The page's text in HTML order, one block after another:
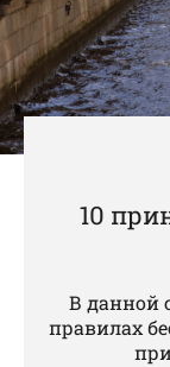
10
В данной
правилах